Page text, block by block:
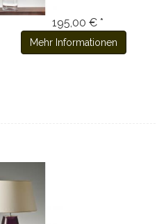
195,00 € *
Mehr Informationen